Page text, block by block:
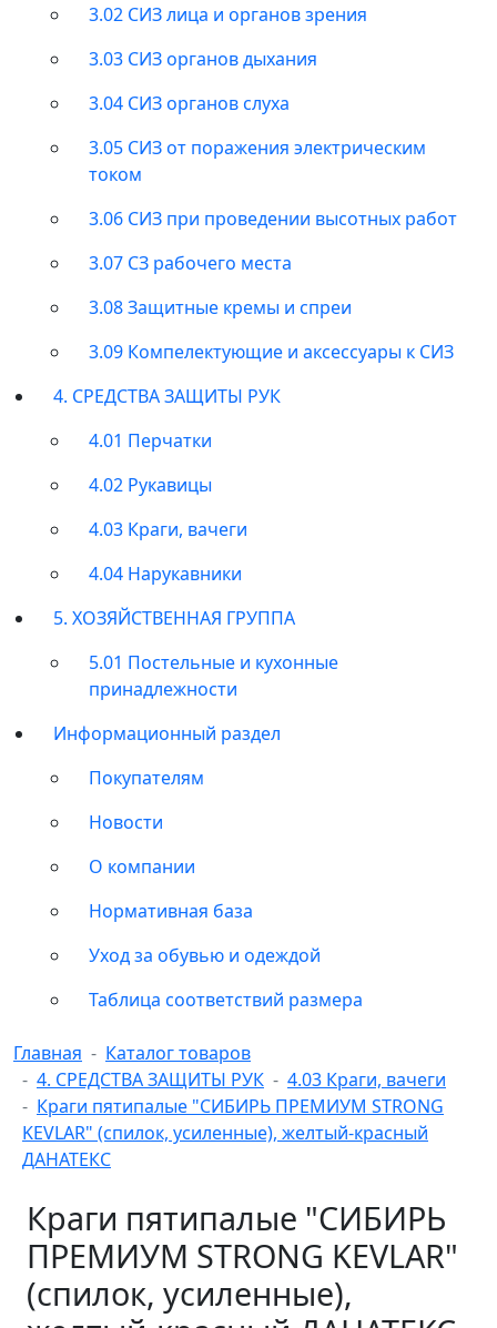
3.02 СИЗ лица и органов зрения
3.03 СИЗ органов дыхания
3.04 СИЗ органов слуха
3.05 СИЗ от поражения электрическим
током
3.06 СИЗ при проведении высотных работ
3.07 СЗ рабочего места
3.08 Защитные кремы и спреи
3.09 Компелектующие и аксессуары к СИЗ
4. СРЕДСТВА ЗАЩИТЫ РУК
4.01 Перчатки
4.02 Рукавицы
4.03 Краги, вачеги
4.04 Нарукавники
5. ХОЗЯЙСТВЕННАЯ ГРУППА
5.01 Постельные и кухонные
принадлежности
Информационный раздел
Покупателям
Новости
О компании
Нормативная база
Уход за обувью и одеждой
Таблица соответствий размера
Главная
Каталог товаров
4. СРЕДСТВА ЗАЩИТЫ РУК
4.03 Краги, вачеги
Краги пятипалые "СИБИРЬ ПРЕМИУМ STRONG
KEVLAR" (спилок, усиленные), желтый-красный
ДАНАТЕКС
Краги пятипалые "СИБИРЬ
ПРЕМИУМ STRONG KEVLAR"
(спилок, усиленные),